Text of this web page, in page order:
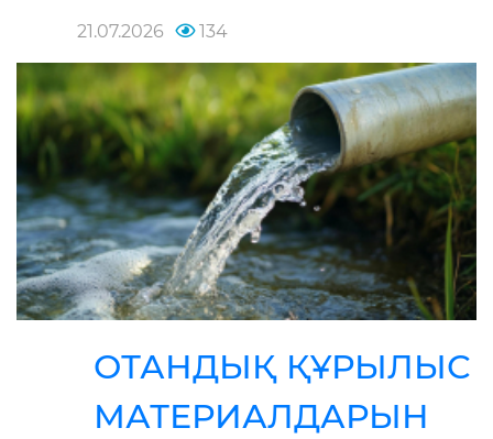
21.07.2026 134
ОТАНДЫҚ ҚҰРЫЛЫС
МАТЕРИАЛДАРЫН